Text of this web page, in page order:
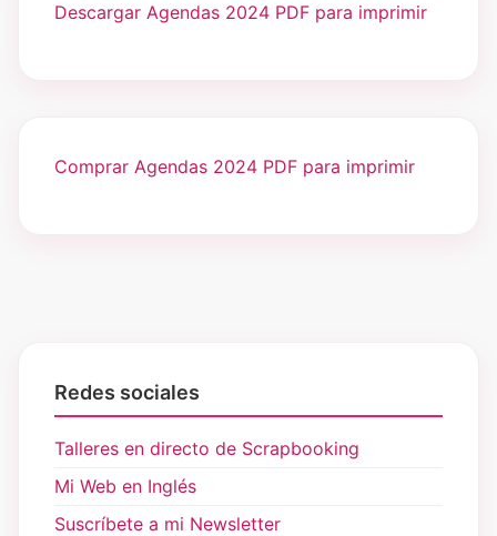
Descargar Agendas 2024 PDF para imprimir
Comprar Agendas 2024 PDF para imprimir
Redes sociales
Talleres en directo de Scrapbooking
Mi Web en Inglés
Suscríbete a mi Newsletter